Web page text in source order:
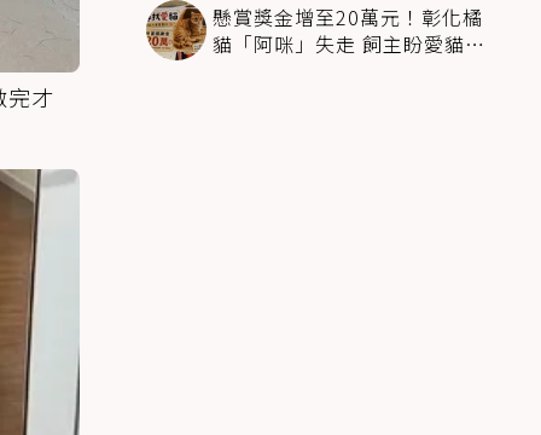
完才
懸賞獎金增至20萬元！彰化橘
貓「阿咪」失走 飼主盼愛貓趕